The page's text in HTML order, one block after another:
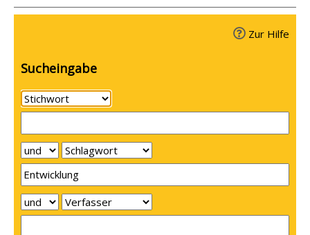
Zur Hilfe
Sucheingabe